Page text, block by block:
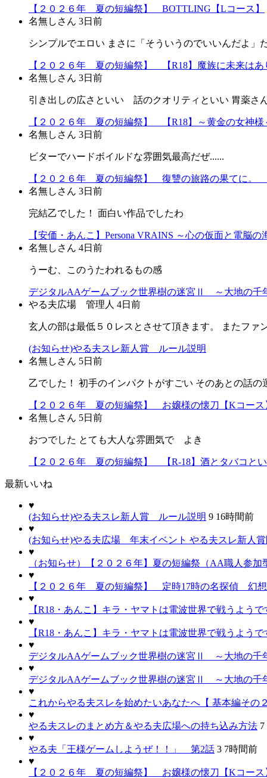
【２０２６年 夏の短編祭】 BOTTLING【Lコース】
名無しさん 3日前
シンプルでエロい まさに「そういうのでいいんだよ」
【２０２６年 夏の短編祭】 【R18】魔族に未来は
名無しさん 3日前
引き出しの広さといい 話のクオリティといい 胃薬さ
【２０２６年 夏の短編祭】 【R18】～黄金の女神
名無しさん 3日前
ビターでハードボイルドな雰囲気最高だぜ......
【２０２６年 夏の短編祭】 復讐の旅路の果てに。
名無しさん 3日前
完結乙でした！ 面白い作品でしたわ
【安価・あんこ】Persona VRAINS ～心の仮面と電脳
名無しさん 4日前
うーむ、このうたわれるもの感
デジタルAAゲームブック世界樹の迷宮Ⅱ ～大地の
やる夫広場 管理人 4日前
玄人の部は最低５０レスとさせて頂きます。 またファ
(お知らせ)やる夫スレ新人賞 ルール説明
名無しさん 5日前
乙でした！ 初手のインパクトがすごい そのあとの話
【２０２６年 夏の短編祭】 お嬢様の懐刀【Kコース
名無しさん 5日前
おつでした とても大人な雰囲気で よき
【２０２６年 夏の短編祭】 【R-18】酒とタバコと
最新いいね
♥
(お知らせ)やる夫スレ新人賞 ルール説明 9 16時間前
♥
(お知らせ)やる夫広場 年末イベント やる夫スレ新人
♥
（お知らせ）【２０２６年】夏の短編祭（AA職人参加
♥
【２０２６年 夏の短編祭】 定時17時の名探偵 幻想
♥
【R18・あんこ】キラ・ヤマトは電波世界で戦うよう
♥
【R18・あんこ】キラ・ヤマトは電波世界で戦うよう
♥
デジタルAAゲームブック世界樹の迷宮Ⅱ ～大地の
♥
デジタルAAゲームブック世界樹の迷宮Ⅱ ～大地の
♥
これからやる夫スレを始めたいあなたへ【 基本編その
♥
やる夫スレのまとめ方＆やる夫広場への持ち込み方法 7
♥
やる夫「王様ゲームしようぜ！！」 第2話 3 7時間前
♥
【２０２６年 夏の短編祭】 お嬢様の懐刀【Kコース